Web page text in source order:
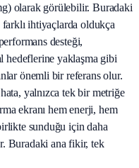
olarak görülebilir. Buradaki
ihtiyaçlarda oldukça
desteği,
hedeflerine yaklaşma gibi
önemli bir referans olur.
yalnızca tek bir metriğe
ekranı hem enerji, hem
sunduğu için daha
Buradaki ana fikir, tek